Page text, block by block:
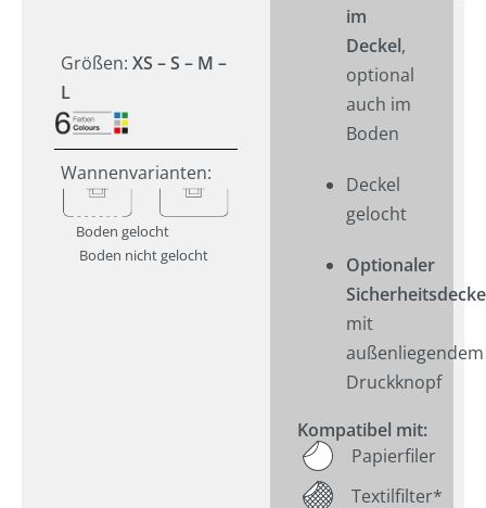
Größen: XS –S – M –
L
Wannenvarianten:
Boden gelocht
Boden nicht gelocht
im
Deckel,
optional
auch im
Boden
Deckel
gelocht
Optionaler
mit
außenliegendem
Druckknopf
Kompatibel mit:
Papierfiler
Textilfilter*